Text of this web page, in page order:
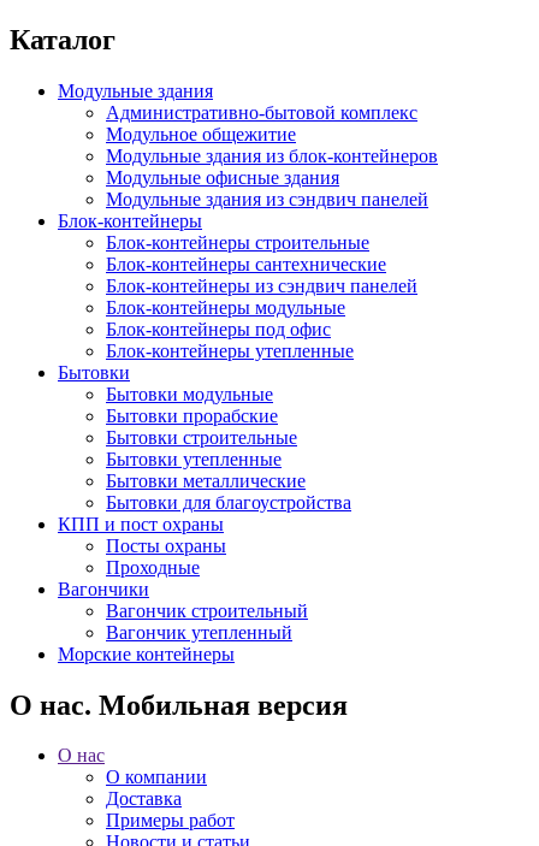
Каталог
Модульные здания
Административно-бытовой комплекс
Модульное общежитие
Модульные здания из блок-контейнеров
Модульные офисные здания
Модульные здания из сэндвич панелей
Блок-контейнеры
Блок-контейнеры строительные
Блок-контейнеры сантехнические
Блок-контейнеры из сэндвич панелей
Блок-контейнеры модульные
Блок-контейнеры под офис
Блок-контейнеры утепленные
Бытовки
Бытовки модульные
Бытовки прорабские
Бытовки строительные
Бытовки утепленные
Бытовки металлические
Бытовки для благоустройства
КПП и пост охраны
Посты охраны
Проходные
Вагончики
Вагончик строительный
Вагончик утепленный
Морские контейнеры
О нас. Мобильная версия
О нас
О компании
Доставка
Примеры работ